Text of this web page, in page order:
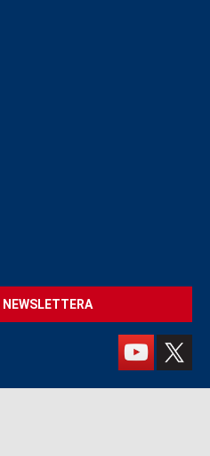
NEWSLETTERA